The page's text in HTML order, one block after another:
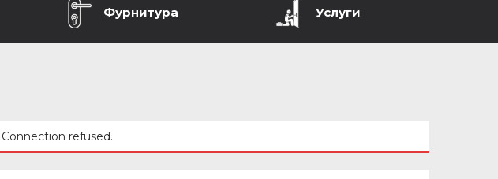
Фурнитура Услуги
refused.